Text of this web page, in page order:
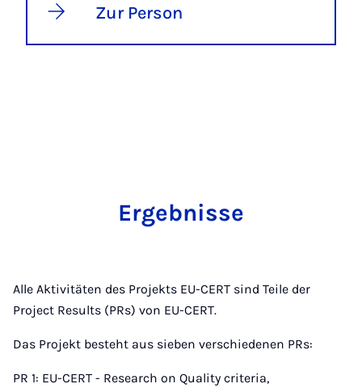
Zur Person
Ergebnisse
Alle Aktivitäten des Projekts EU-CERT sind Teile der
Project Results (PRs) von EU-CERT.
Das Projekt besteht aus sieben verschiedenen PRs:
PR 1: EU-CERT - Research on Quality criteria,